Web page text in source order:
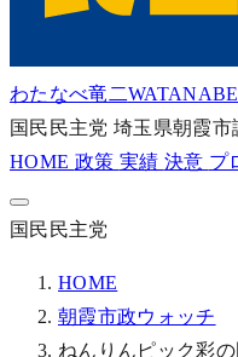
わたなべ竜二
国民民主党 埼玉県朝霞市
HOME 政策 実績 決意 プ
国民民主党
HOME
朝霞市政ウォッチ
ねんりんピック彩